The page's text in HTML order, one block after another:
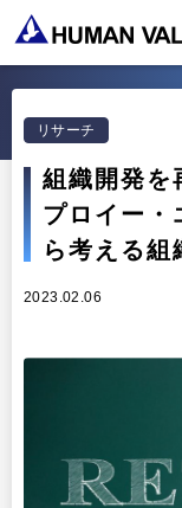
TOP
WHO WE ARE
HVからのメッセー
研究員紹介
プライバシーポリ
WHAT WE DO
組織変革
出版
STORIES
NEWS
リサーチ
リサーチ
組織開発を
プロイー・
ら考える組
2023.02.06